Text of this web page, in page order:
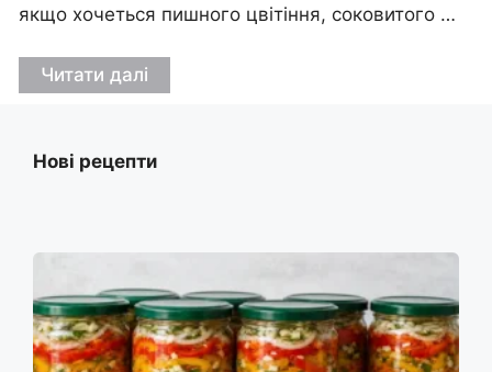
якщо хочеться пишного цвітіння, соковитого …
Читати далі
Нові рецепти